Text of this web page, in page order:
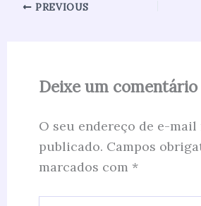
PREVIOUS
Deixe um comentário
O seu endereço de e-mail
publicado. Campos
marcados com *